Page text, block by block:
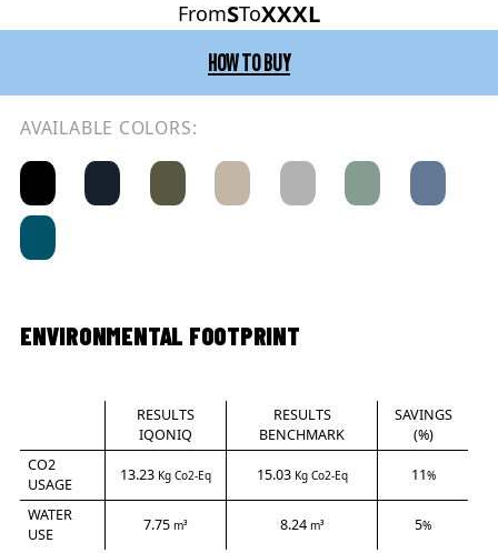
FromSToXXXL
HOW TO BUY
AVAILABLE COLORS:
ENVIRONMENTAL FOOTPRINT
RESULTS
IQONIQ
RESULTS
BENCHMARK
SAVINGS
(%)
CO2
USAGE
13.23 Kg Co2-Eq 15.03 Kg Co2-Eq 11%
WATER
USE
7.75 m³ 8.24 m³ 5%